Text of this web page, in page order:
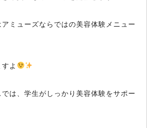
ミューズならではの美容体験メニュー
よ
は、学生がしっかり美容体験をサポー